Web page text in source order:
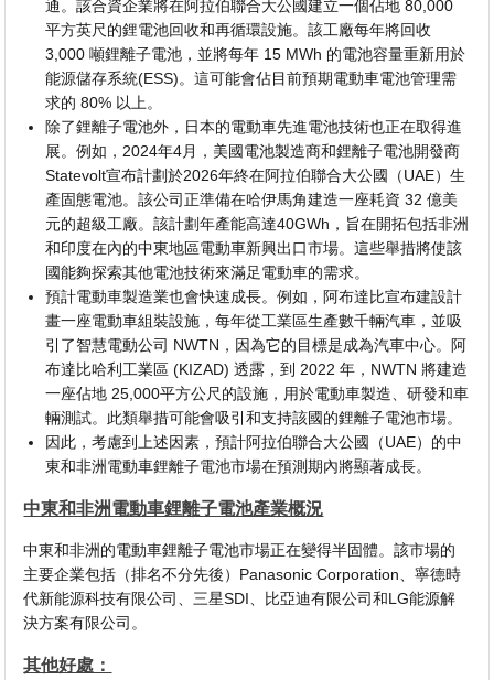
通。該合資企業將在阿拉伯聯合大公國建立一個佔地 80,000
平方英尺的鋰電池回收和再循環設施。該工廠每年將回收
3,000 噸鋰離子電池，並將每年 15 MWh 的電池容量重新用於
能源儲存系統(ESS)。這可能會佔目前預期電動車電池管理需
求的 80% 以上。
除了鋰離子電池外，日本的電動車先進電池技術也正在取得進
展。例如，2024年4月，美國電池製造商和鋰離子電池開發商
Statevolt宣布計劃於2026年終在阿拉伯聯合大公國（UAE）生
產固態電池。該公司正準備在哈伊馬角建造一座耗資 32 億美
元的超級工廠。該計劃年產能高達40GWh，旨在開拓包括非洲
和印度在內的中東地區電動車新興出口市場。這些舉措將使該
國能夠探索其他電池技術來滿足電動車的需求。
預計電動車製造業也會快速成長。例如，阿布達比宣布建設計
畫一座電動車組裝設施，每年從工業區生產數千輛汽車，並吸
引了智慧電動公司 NWTN，因為它的目標是成為汽車中心。阿
布達比哈利工業區 (KIZAD) 透露，到 2022 年，NWTN 將建造
一座佔地 25,000平方公尺的設施，用於電動車製造、研發和車
輛測試。此類舉措可能會吸引和支持該國的鋰離子電池市場。
因此，考慮到上述因素，預計阿拉伯聯合大公國（UAE）的中
東和非洲電動車鋰離子電池市場在預測期內將顯著成長。
中東和非洲電動車鋰離子電池產業概況
中東和非洲的電動車鋰離子電池市場正在變得半固體。該市場的
主要企業包括（排名不分先後）Panasonic Corporation、寧德時
代新能源科技有限公司、三星SDI、比亞迪有限公司和LG能源解
決方案有限公司。
其他好處：